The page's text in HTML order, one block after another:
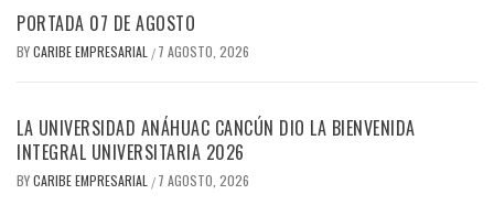
PORTADA 07 DE AGOSTO
BYCARIBE EMPRESARIAL / 7 AGOSTO, 2026
LA UNIVERSIDAD ANÁHUAC CANCÚN DIO LA BIENVENIDA
INTEGRAL UNIVERSITARIA 2026
BYCARIBE EMPRESARIAL / 7 AGOSTO, 2026